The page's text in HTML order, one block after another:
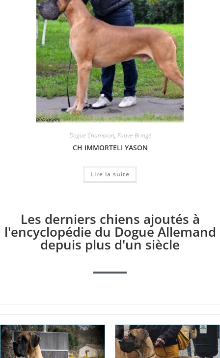
Dogue Champion, Fauve-Bringé
CH IMMORTELI YASON
Lire la suite
Les derniers chiens ajoutés à
l'encyclopédie du Dogue Allemand
depuis plus d'un siècle